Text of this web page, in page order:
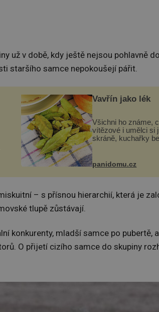
už v době, kdy ještě nejsou pohlavně
staršího samce nepokoušejí pářit.
Vavřín jako lék
Všichni ho známe,
vítězové i umělci si
skráně, kuchařky
zmírnit některé naše
Obsahuje v malém
ně...
panidomu.cz
– s přísnou hierarchií, která je
tlupě zůstávají.
konkurenty, mladší samce po pubertě,
O přijetí cizího samce do skupiny